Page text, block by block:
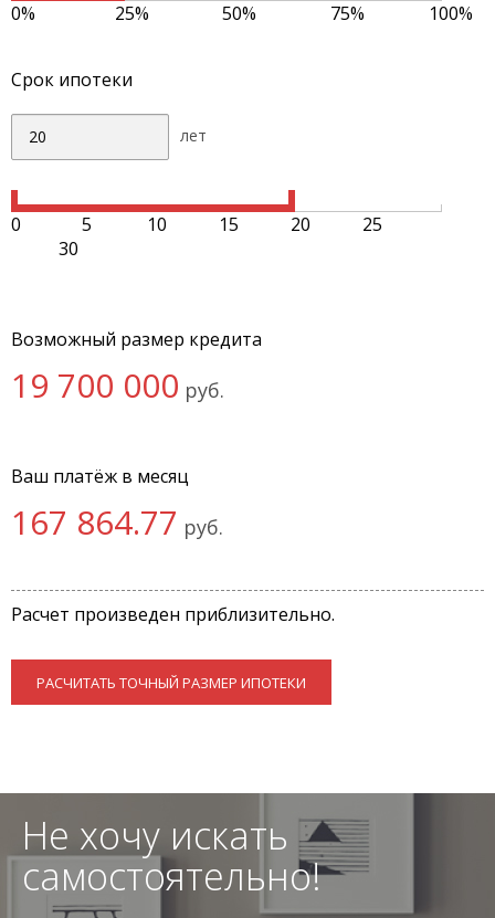
0% 25% 50% 75% 100%
Срок ипотеки
лет
0 5 10 15 20
25
30
Возможный размер кредита
19 700 000 руб.
Ваш платёж в месяц
167 864.77 руб.
Расчет произведен приблизительно.
РАСЧИТАТЬ ТОЧНЫЙ РАЗМЕР ИПОТЕКИ
Не хочу искать
самостоятельно!